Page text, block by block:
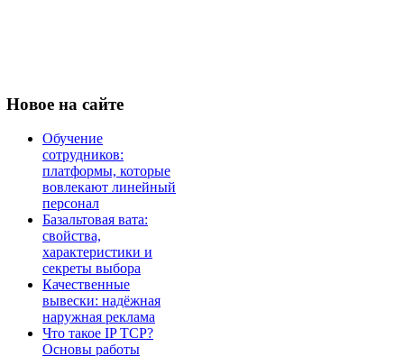
Новое на сайте
Обучение
сотрудников:
платформы, которые
вовлекают линейный
персонал
Базальтовая вата:
свойства,
характеристики и
секреты выбора
Качественные
вывески: надёжная
наружная реклама
Что такое IP TCP?
Основы работы